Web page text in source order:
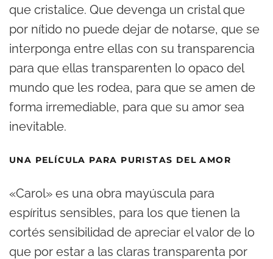
que cristalice. Que devenga un cristal que
por nítido no puede dejar de notarse, que se
interponga entre ellas con su transparencia
para que ellas transparenten lo opaco del
mundo que les rodea, para que se amen de
forma irremediable, para que su amor sea
inevitable.
UNA PELÍCULA PARA PURISTAS DEL AMOR
«Carol» es una obra mayúscula para
espíritus sensibles, para los que tienen la
cortés sensibilidad de apreciar el valor de lo
que por estar a las claras transparenta por